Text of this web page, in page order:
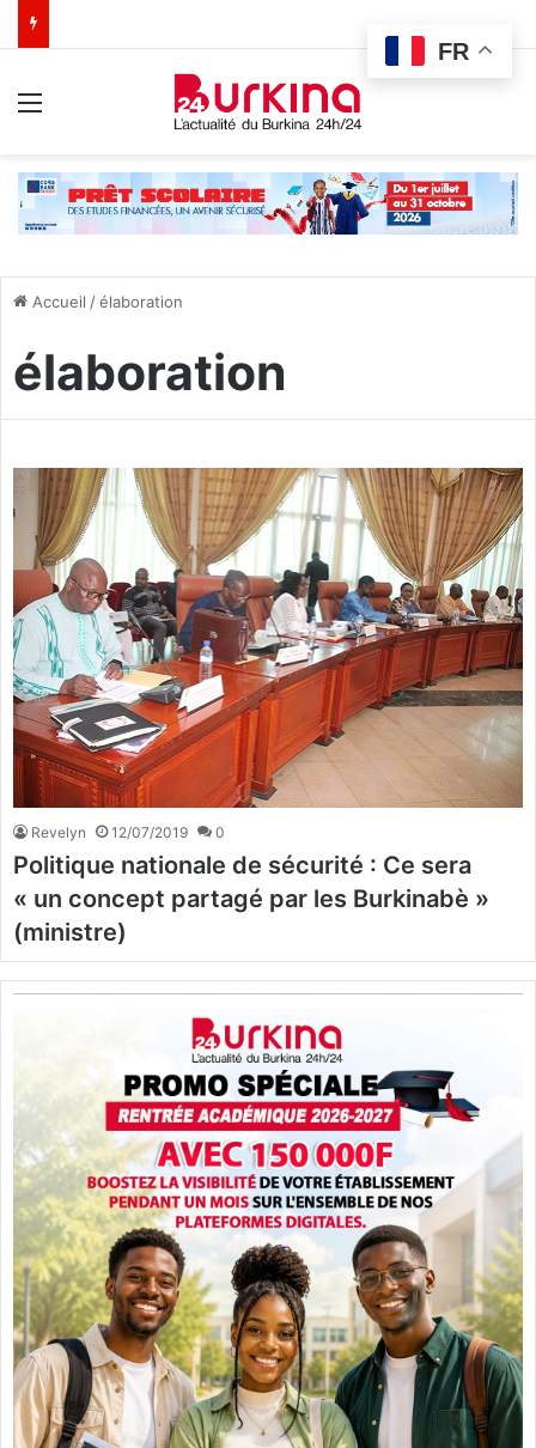
Accueil /élaboration
élaboration
Revelyn 12/07/2019 0
Politique nationale de sécurité : Ce sera
« un concept partagé par les Burkinabè »
(ministre)
FR